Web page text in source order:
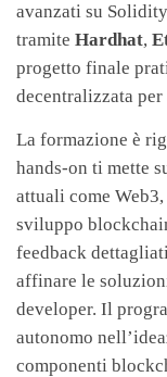
avanzati su
tramite Hardhat,
progetto finale
decentralizzata per
La formazione è
hands-on ti mette
attuali come
sviluppo
feedback
affinare le
developer. Il
autonomo
componenti